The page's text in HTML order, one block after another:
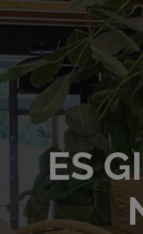
ES